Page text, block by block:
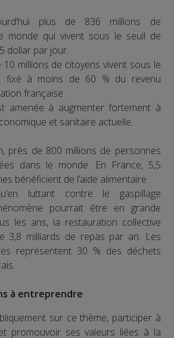
plus de 836 millions de
monde qui vivent sous le seuil de
dollar par jour.
10 millions de citoyens vivent sous le
fixé à moins de 60 % du revenu
française.
amenée à augmenter fortement à
et sanitaire actuelle.
près de 800 millions de personnes
dans le monde. En France, 5,5
bénéficient de l’aide alimentaire.
luttant contre le gaspillage
pourrait être en grande
les ans, la restauration collective
3,8 milliards de repas par an. Les
représentent 30 % des déchets
à entreprendre
sur ce thème, participer à
promouvoir ses valeurs liées à la